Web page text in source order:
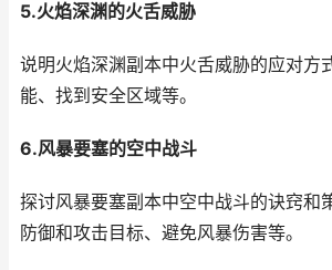
5.火焰深渊的火舌威胁
说明火焰深渊副本中火舌威胁的应对方
能、找到安全区域等。
6.风暴要塞的空中战斗
探讨风暴要塞副本中空中战斗的诀窍和
防御和攻击目标、避免风暴伤害等。